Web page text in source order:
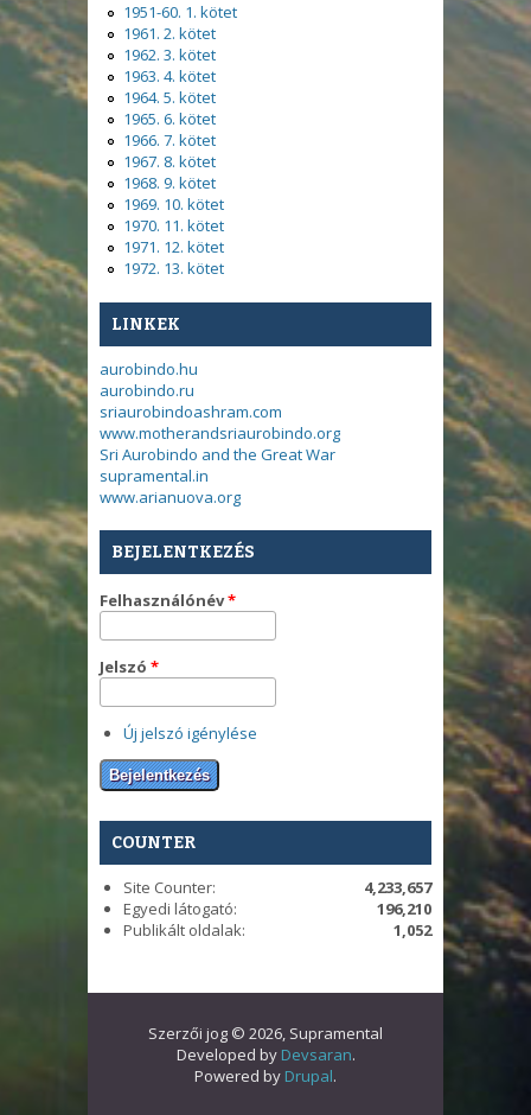
1951-60. 1. kötet
1961. 2. kötet
1962. 3. kötet
1963. 4. kötet
1964. 5. kötet
1965. 6. kötet
1966. 7. kötet
1967. 8. kötet
1968. 9. kötet
1969. 10. kötet
1970. 11. kötet
1971. 12. kötet
1972. 13. kötet
LINKEK
aurobindo.hu
aurobindo.ru
sriaurobindoashram.com
www.motherandsriaurobindo.org
Sri Aurobindo and the Great War
supramental.in
www.arianuova.org
BEJELENTKEZÉS
Felhasználónév*
Jelszó *
Új jelszó igénylése
COUNTER
Site Counter:
4,233,657
Egyedi látogató:
196,210
Publikált oldalak:
1,052
Szerzői jog © 2026, Supramental
Developed by Devsaran.
Powered by Drupal.